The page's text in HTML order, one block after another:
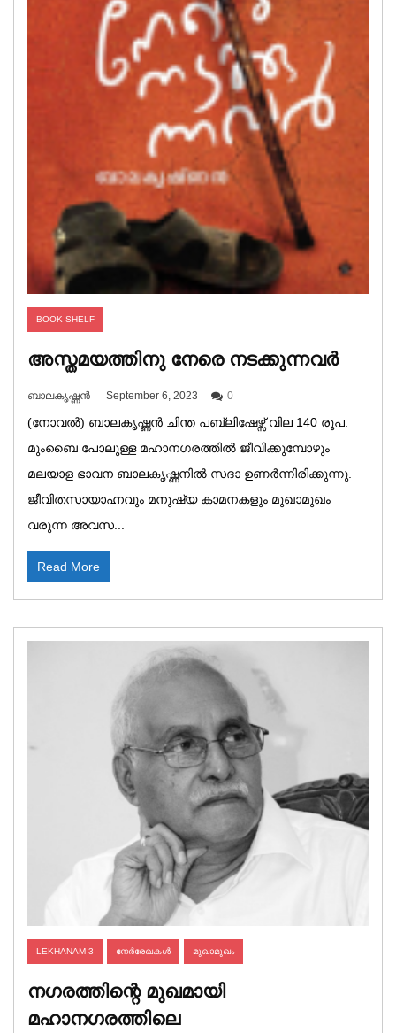
BOOK SHELF
അസ്തമയത്തിനു നേരെ നടക്കുന്നവർ
ബാലകൃഷ്ണൻ September 6, 2023 0
(നോവൽ) ബാലകൃഷ്ണൻ ചിന്ത പബ്ലിഷേഴ്സ് വില 140 രൂപ.
മുംബൈ പോലുള്ള മഹാനഗരത്തിൽ ജീവിക്കുമ്പോഴും
മലയാള ഭാവന ബാലകൃഷ്ണനിൽ സദാ ഉണർന്നിരിക്കുന്നു.
ജീവിതസായാഹ്നവും മനുഷ്യ കാമനകളും മുഖാമുഖം
വരുന്ന അവസ...
Read More
LEKHANAM-3 നേര്‍രേഖകള്‍ മുഖാമുഖം
നഗരത്തിന്റെ മുഖമായി
മഹാനഗരത്തിലെ